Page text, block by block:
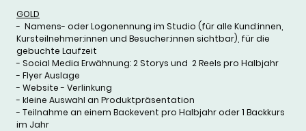
GOLD
- Namens- oder Logonennung im Studio (für alle Kund:innen,
Kursteilnehmer:innen und Besucher:innen sichtbar) , für die
gebuchte Laufzeit
- Social Media Erwähnung: 2 Storys und 2 Reels pro Halbjahr
- Flyer Auslage
- Website - Verlinkung
- kleine Auswahl an Produktpräsentation
- Teilnahme an einem Backevent pro Halbjahr oder 1 Backkurs
im Jahr